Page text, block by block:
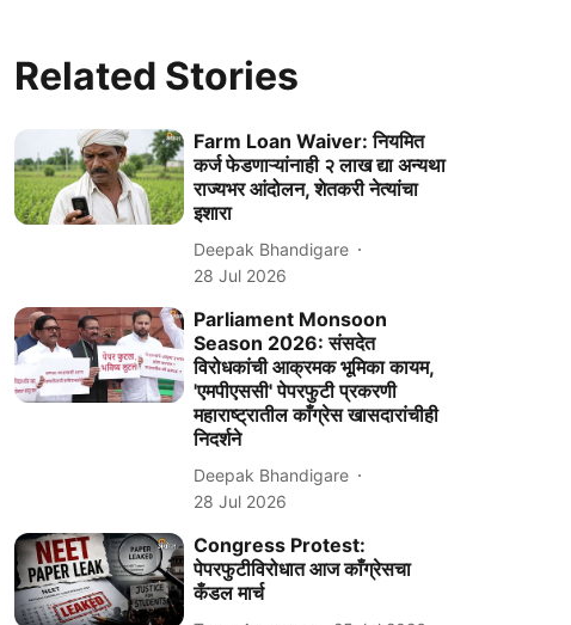
Related Stories
Farm Loan Waiver: नियमित
कर्ज फेडणाऱ्यांनाही २ लाख द्या अन्यथा
राज्यभर आंदोलन, शेतकरी नेत्यांचा
इशारा
Deepak Bhandigare
28 Jul 2026
Parliament Monsoon
Season 2026: संसदेत
विरोधकांची आक्रमक भूमिका कायम,
'एमपीएससी' पेपरफुटी प्रकरणी
महाराष्ट्रातील काँग्रेस खासदारांचीही
निदर्शने
Deepak Bhandigare
28 Jul 2026
Congress Protest:
पेपरफुटीविरोधात आज काँग्रेसचा
कँडल मार्च